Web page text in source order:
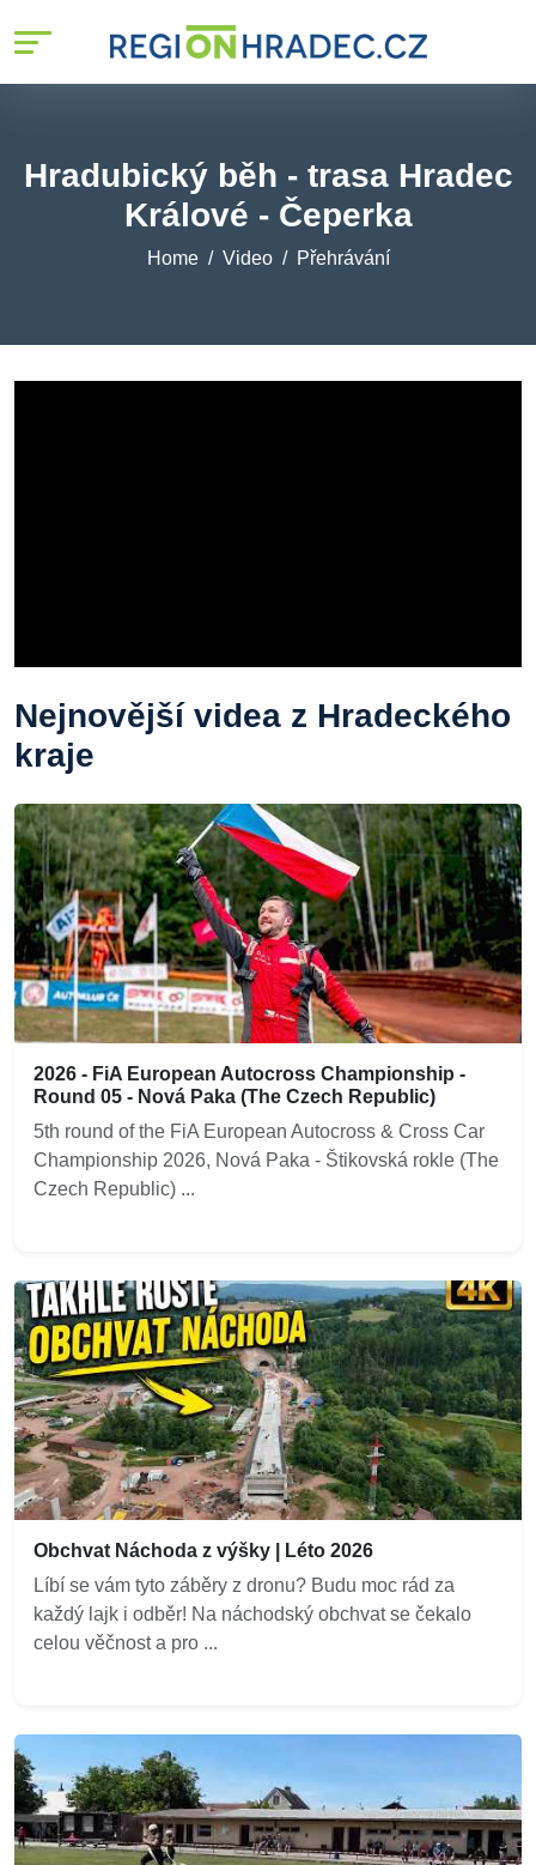
Hradubický běh - trasa Hradec
Králové - Čeperka
Home Video Přehrávání
Nejnovější videa z Hradeckého
kraje
2026 - FiA European Autocross Championship -
Round 05 - Nová Paka (The Czech Republic)
5th round of the FiA European Autocross & Cross Car
Championship 2026, Nová Paka - Štikovská rokle (The
Czech Republic) ...
Obchvat Náchoda z výšky | Léto 2026
Líbí se vám tyto záběry z dronu? Budu moc rád za
každý lajk i odběr! Na náchodský obchvat se čekalo
celou věčnost a pro ...